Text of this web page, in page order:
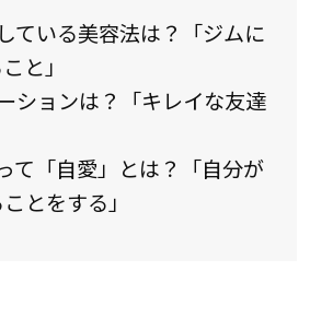
ている美容法は？「ジムに
と」
ションは？「キレイな友達
て「自愛」とは？「自分が
とをする」